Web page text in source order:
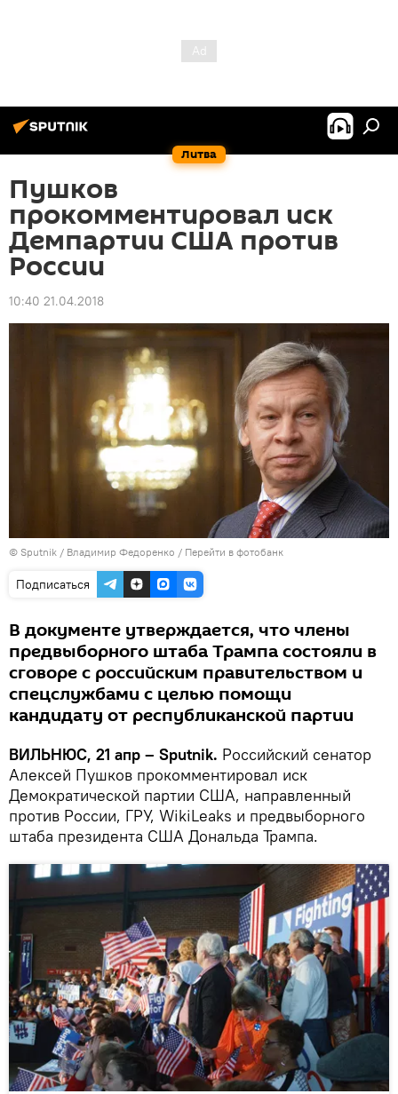
Литва
Пушков
прокомментировал иск
Демпартии США против
России
10:40 21.04.2018
© Sputnik / Владимир Федоренко / Перейти в фотобанк
Подписаться
В документе утверждается, что члены
предвыборного штаба Трампа состояли в
сговоре с российским правительством и
спецслужбами с целью помощи
кандидату от республиканской партии
ВИЛЬНЮС, 21 апр – Sputnik. Российский сенатор
Алексей Пушков прокомментировал иск
Демократической партии США, направленный
против России, ГРУ, WikiLeaks и предвыборного
штаба президента США Дональда Трампа.